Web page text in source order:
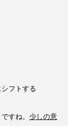
フトする
すね。 少しの意